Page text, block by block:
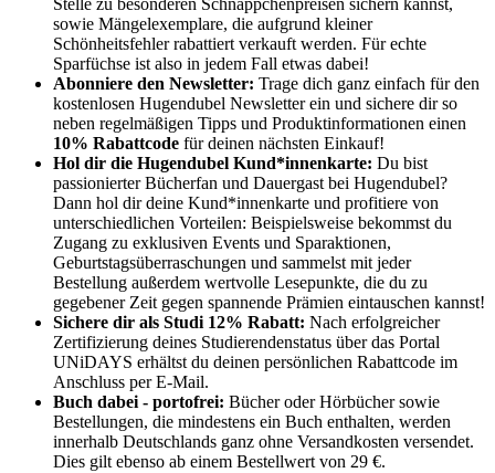
Stelle zu besonderen Schnäppchenpreisen sichern kannst,
sowie Mängelexemplare, die aufgrund kleiner
Schönheitsfehler rabattiert verkauft werden. Für echte
Sparfüchse ist also in jedem Fall etwas dabei!
Abonniere den Newsletter: Trage dich ganz einfach für den
kostenlosen Hugendubel Newsletter ein und sichere dir so
neben regelmäßigen Tipps und Produktinformationen einen
10% Rabattcode für deinen nächsten Einkauf!
Hol dir die Hugendubel Kund*innenkarte: Du bist
passionierter Bücherfan und Dauergast bei Hugendubel?
Dann hol dir deine Kund*innenkarte und profitiere von
unterschiedlichen Vorteilen: Beispielsweise bekommst du
Zugang zu exklusiven Events und Sparaktionen,
Geburtstagsüberraschungen und sammelst mit jeder
Bestellung außerdem wertvolle Lesepunkte, die du zu
gegebener Zeit gegen spannende Prämien eintauschen kannst!
Sichere dir als Studi 12% Rabatt: Nach erfolgreicher
Zertifizierung deines Studierendenstatus über das Portal
UNiDAYS erhältst du deinen persönlichen Rabattcode im
Anschluss per E-Mail.
Buch dabei - portofrei: Bücher oder Hörbücher sowie
Bestellungen, die mindestens ein Buch enthalten, werden
innerhalb Deutschlands ganz ohne Versandkosten versendet.
Dies gilt ebenso ab einem Bestellwert von 29 €.